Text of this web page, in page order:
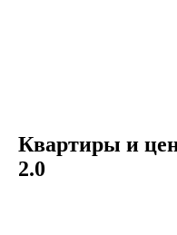
Квартиры и
2.0